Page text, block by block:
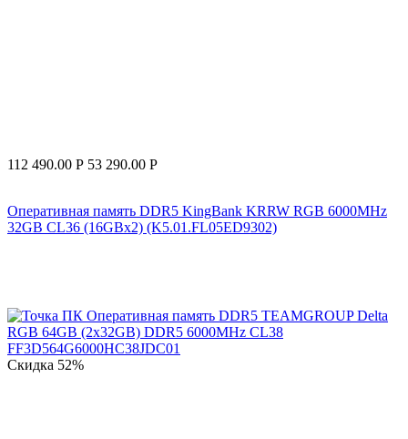
112 490.00 Р 53 290.00 Р
Оперативная память DDR5 KingBank KRRW RGB 6000MHz
32GB CL36 (16GBx2) (K5.01.FL05ED9302)
Скидка 52%